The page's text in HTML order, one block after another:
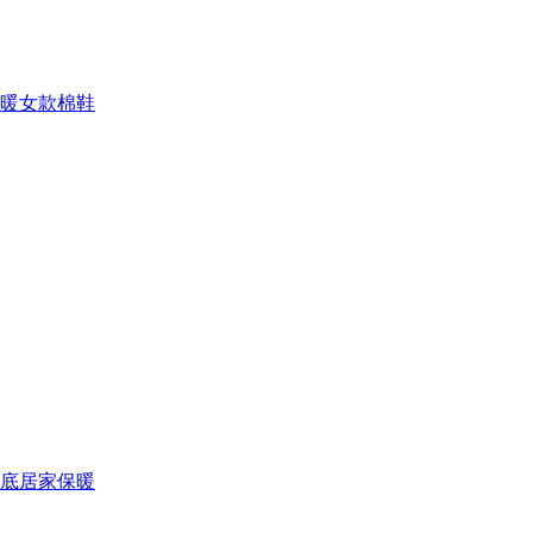
女款棉鞋
居家保暖